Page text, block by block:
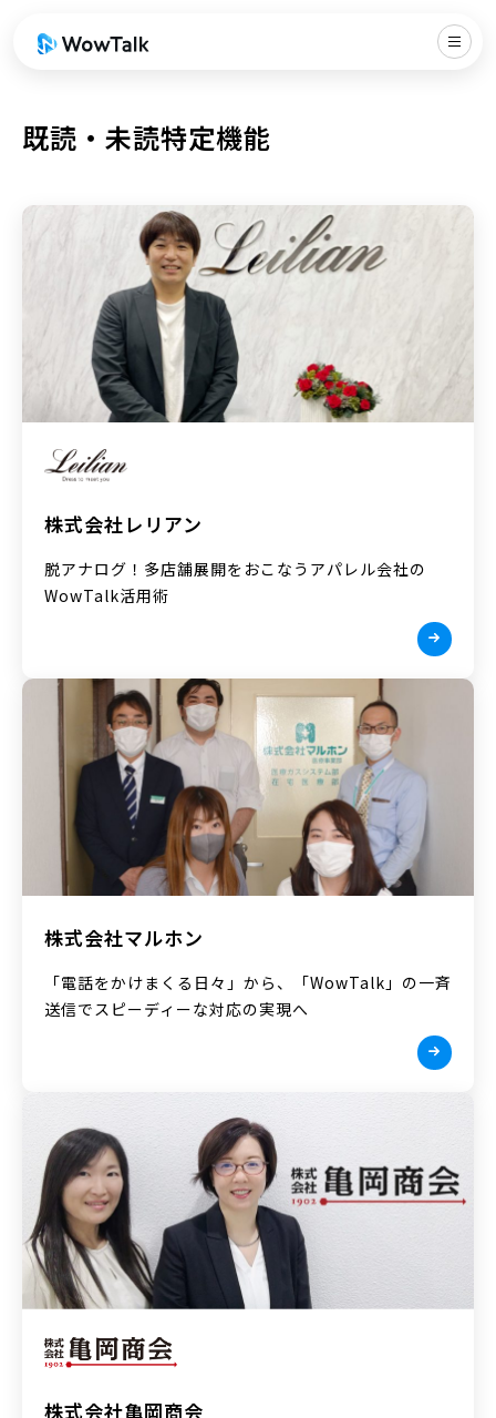
既読・未読特定機能
株式会社レリアン
脱アナログ！多店舗展開をおこなうアパレル会社の
WowTalk活用術
株式会社マルホン
「電話をかけまくる日々」から、「WowTalk」の一斉
送信でスピーディーな対応の実現へ
株式会社亀岡商会